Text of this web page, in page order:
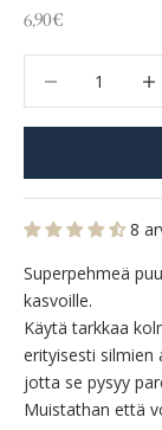
Alennushinta
6,90€
8
Superpehmeä
kasvoille.
Käytä tarkkaa
erityisesti silmien
jotta se pysyy
Muistathan että